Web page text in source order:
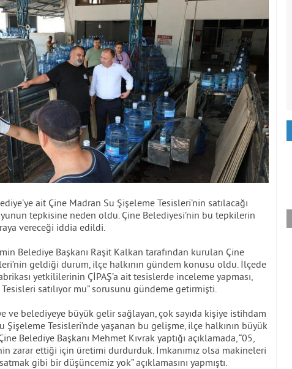
ait Çine Madran Su Şişeleme Tesisleri’nin satılacağı
tepkisine neden oldu. Çine Belediyesi’nin bu tepkilerin
vereceği iddia edildi.
Belediye Başkanı Raşit Kalkan tarafından kurulan Çine
geldiği durum, ilçe halkının gündem konusu oldu. İlçede
yetkililerinin ÇİPAŞ’a ait tesislerde inceleme yapması,
satılıyor mu” sorusunu gündeme getirmişti.
ve belediyeye büyük gelir sağlayan, çok sayıda kişiye istihdam
Şişeleme Tesisleri’nde yaşanan bu gelişme, ilçe halkının büyük
Belediye Başkanı Mehmet Kıvrak yaptığı açıklamada, “05,
zarar ettiği için üretimi durdurduk. İmkanımız olsa makineleri
gibi bir düşüncemiz yok” açıklamasını yapmıştı.